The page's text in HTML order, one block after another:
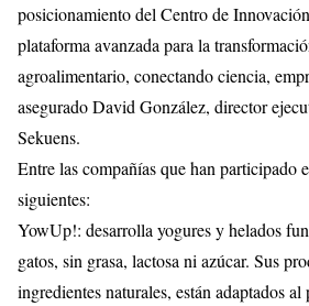
posicionamiento del Centro de
plataforma avanzada para la
agroalimentario, conectando ciencia,
asegurado David González, director
Sekuens.
Entre las compañías que han participado
siguientes:
YowUp!: desarrolla yogures y helados
gatos, sin grasa, lactosa ni azúcar. Sus
ingredientes naturales, están adaptados